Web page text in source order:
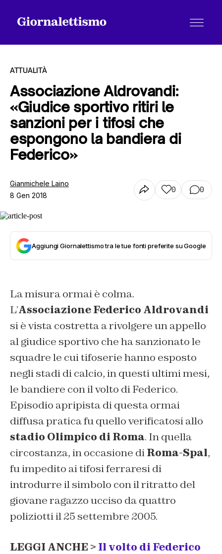
Tutti gli articoli
Chi siamo
Contatti
ATTUALITÀ
Associazione Aldrovandi:
«Giudice sportivo ritiri le
sanzioni per i tifosi che
espongono la bandiera di
Federico»
Gianmichele Laino
8 Gen 2018
0 0
Aggiungi Giornalettismo tra le tue fonti preferite su Google
La misura ormai è colma.
L’Associazione Federico Aldrovandi
si è vista costretta a rivolgere un appello
al giudice sportivo che ha sanzionato le
squadre le cui tifoserie hanno esposto
negli stadi di calcio, in questi ultimi mesi,
le bandiere con il volto di Federico.
Episodio apripista di questa ormai
diffusa pratica fu quello verificatosi allo
stadio Olimpico di Roma. In quella
circostanza, in occasione diRoma-Spal,
fu impedito ai tifosi ferraresi di
introdurre il simbolo con il ritratto del
giovane ragazzo ucciso da quattro
poliziotti il 25 settembre 2005.
LEGGI ANCHE > Il volto di Federico